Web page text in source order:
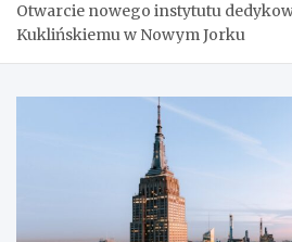
Otwarcie nowego instytutu
Kuklińskiemu w Nowym Jorku